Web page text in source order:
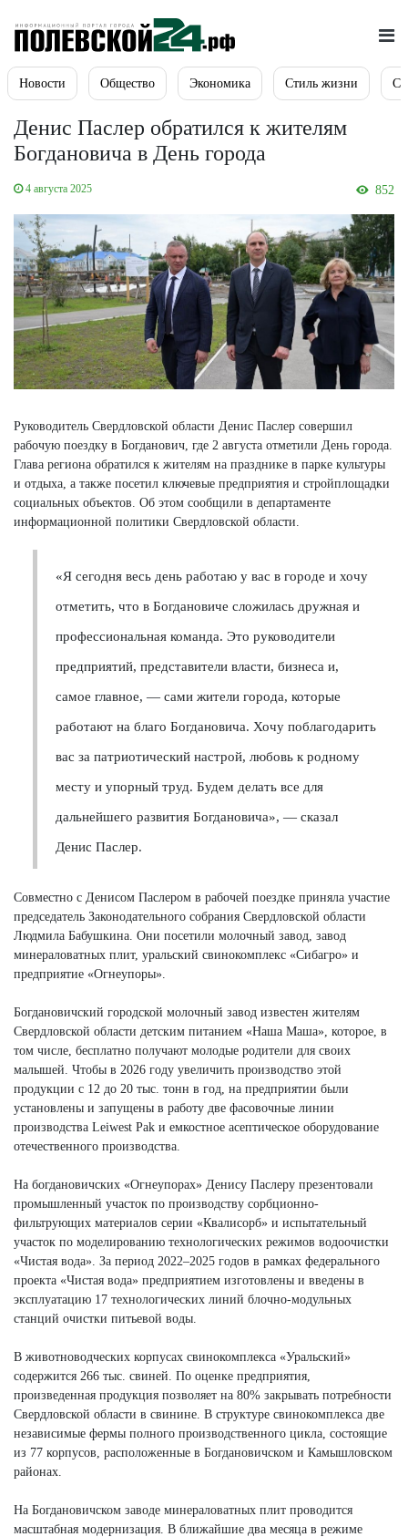
Новости Общество Экономика Стиль жизни
Денис Паслер обратился к жителям
Богдановича в День города
4 августа 2025 852
Руководитель Свердловской области Денис Паслер совершил
рабочую поездку в Богданович, где 2 августа отметили День города.
Глава региона обратился к жителям на празднике в парке культуры
и отдыха, а также посетил ключевые предприятия и стройплощадки
социальных объектов. Об этом сообщили в департаменте
информационной политики Свердловской области.
«Я сегодня весь день работаю у вас в городе и хочу
отметить, что в Богдановиче сложилась дружная и
профессиональная команда. Это руководители
предприятий, представители власти, бизнеса и,
самое главное, — сами жители города, которые
работают на благо Богдановича. Хочу поблагодарить
вас за патриотический настрой, любовь к родному
месту и упорный труд. Будем делать все для
дальнейшего развития Богдановича», — сказал
Денис Паслер.
Совместно с Денисом Паслером в рабочей поездке приняла участие
председатель Законодательного собрания Свердловской области
Людмила Бабушкина. Они посетили молочный завод, завод
минераловатных плит, уральский свинокомплекс «Сибагро» и
предприятие «Огнеупоры».
Богдановичский городской молочный завод известен жителям
Свердловской области детским питанием «Наша Маша», которое, в
том числе, бесплатно получают молодые родители для своих
малышей. Чтобы в 2026 году увеличить производство этой
продукции с 12 до 20 тыс. тонн в год, на предприятии были
установлены и запущены в работу две фасовочные линии
производства Leiwest Pak и емкостное асептическое оборудование
отечественного производства.
На богдановичских «Огнеупорах» Денису Паслеру презентовали
промышленный участок по производству сорбционно-
фильтрующих материалов серии «Квалисорб» и испытательный
участок по моделированию технологических режимов водоочистки
«Чистая вода». За период 2022–2025 годов в рамках федерального
проекта «Чистая вода» предприятием изготовлены и введены в
эксплуатацию 17 технологических линий блочно-модульных
станций очистки питьевой воды.
В животноводческих корпусах свинокомплекса «Уральский»
содержится 266 тыс. свиней. По оценке предприятия,
произведенная продукция позволяет на 80% закрывать потребности
Свердловской области в свинине. В структуре свинокомплекса две
независимые фермы полного производственного цикла, состоящие
из 77 корпусов, расположенные в Богдановичском и Камышловском
районах.
На Богдановичском заводе минераловатных плит проводится
масштабная модернизация. В ближайшие два месяца в режиме